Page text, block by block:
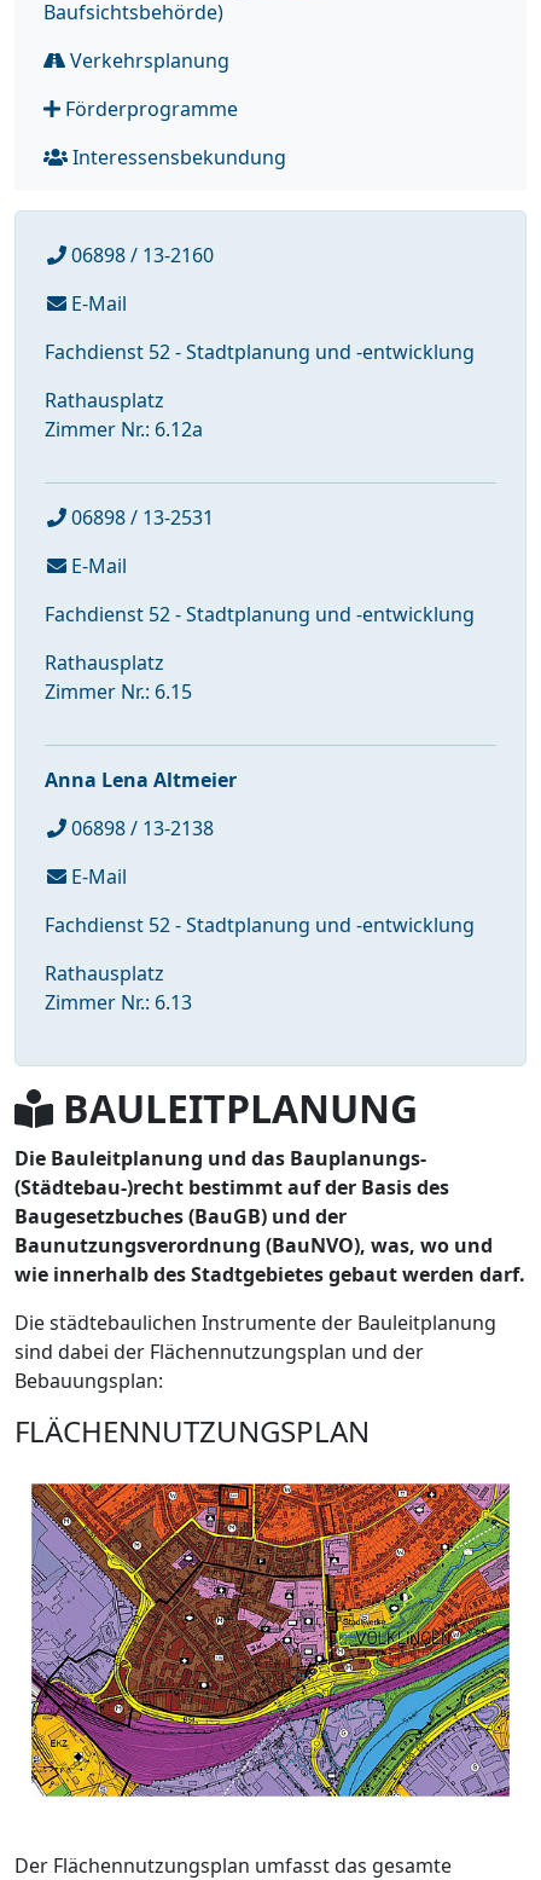
Baufsichtsbehörde)
Verkehrsplanung
Förderprogramme
Interessensbekundung
06898 / 13-2160
E-Mail
Fachdienst 52 - Stadtplanung und -entwicklung
Rathausplatz
Zimmer Nr.: 6.12a
06898 / 13-2531
E-Mail
Fachdienst 52 - Stadtplanung und -entwicklung
Rathausplatz
Zimmer Nr.: 6.15
Anna Lena Altmeier
06898 / 13-2138
E-Mail
Fachdienst 52 - Stadtplanung und -entwicklung
Rathausplatz
Zimmer Nr.: 6.13
BAULEITPLANUNG
Die Bauleitplanung und das Bauplanungs-
(Städtebau-)recht bestimmt auf der Basis des
Baugesetzbuches (BauGB) und der
Baunutzungsverordnung (BauNVO), was, wo und
wie innerhalb des Stadtgebietes gebaut werden darf.
Die städtebaulichen Instrumente der Bauleitplanung
sind dabei der Flächennutzungsplan und der
Bebauungsplan:
FLÄCHENNUTZUNGSPLAN
Der Flächennutzungsplan umfasst das gesamte